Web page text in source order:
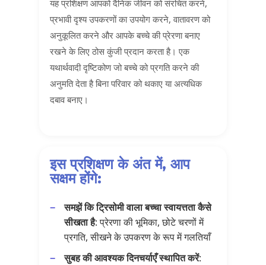
यह प्रशिक्षण आपको दैनिक जीवन को संरचित करने,
प्रभावी दृश्य उपकरणों का उपयोग करने, वातावरण को
अनुकूलित करने और आपके बच्चे की प्रेरणा बनाए
रखने के लिए ठोस कुंजी प्रदान करता है। एक
यथार्थवादी दृष्टिकोण जो बच्चे को प्रगति करने की
अनुमति देता है बिना परिवार को थकाए या अत्यधिक
दबाव बनाए।
इस प्रशिक्षण के अंत में, आप
सक्षम होंगे:
समझें कि ट्रिसोमी वाला बच्चा स्वायत्तता कैसे
सीखता है: प्रेरणा की भूमिका, छोटे चरणों में
प्रगति, सीखने के उपकरण के रूप में गलतियाँ
सुबह की आवश्यक दिनचर्याएँ स्थापित करें: